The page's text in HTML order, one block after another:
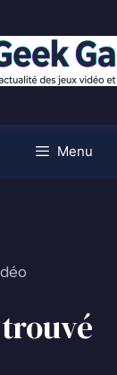
Menu